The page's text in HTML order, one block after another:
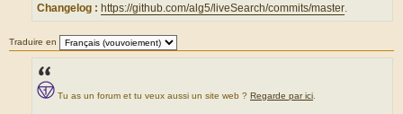
Changelog : https://github.com/alg5/liveSearch/commits/master
Traduire en
Tu as un forum et tu veux aussi un site web ? Regarde par ici.